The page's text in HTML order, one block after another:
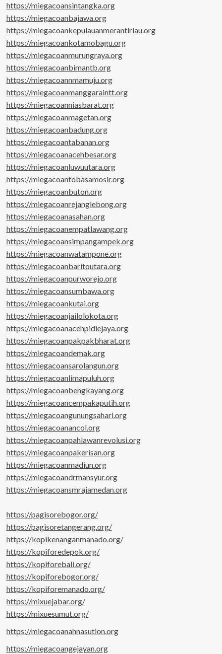
https://miegacoansintangka.org
https://miegacoanbajawa.org
https://miegacoankepulauanmerantiriau.org
https://miegacoankotamobagu.org
https://miegacoanmurungraya.org
https://miegacoanbimantb.org
https://miegacoannmamuju.org
https://miegacoanmanggaraintt.org
https://miegacoanniasbarat.org
https://miegacoanmagetan.org
https://miegacoanbadung.org
https://miegacoantabanan.org
https://miegacoanacehbesar.org
https://miegacoanluwuutara.org
https://miegacoantobasamosir.org
https://miegacoanbuton.org
https://miegacoanrejanglebong.org
https://miegacoanasahan.org
https://miegacoanempatlawang.org
https://miegacoansimpangampek.org
https://miegacoanwatampone.org
https://miegacoanbaritoutara.org
https://miegacoanpurworejo.org
https://miegacoansumbawa.org
https://miegacoankutai.org
https://miegacoanjailolokota.org
https://miegacoanacehpidiejaya.org
https://miegacoanpakpakbharat.org
https://miegacoandemak.org
https://miegacoansarolangun.org
https://miegacoanlimapuluh.org
https://miegacoanbengkayang.org
https://miegacoancempakaputih.org
https://miegacoangunungsahari.org
https://miegacoanancol.org
https://miegacoanpahlawanrevolusi.org
https://miegacoanpakerisan.org
https://miegacoanmadiun.org
https://miegacoandrmansyur.org
https://miegacoansmrajamedan.org
https://pagisorebogor.org/
https://pagisoretangerang.org/
https://kopikenanganmanado.org/
https://kopiforedepok.org/
https://kopiforebali.org/
https://kopiforebogor.org/
https://kopiforemanado.org/
https://mixuejabar.org/
https://mixuesumut.org/
https://miegacoanahnasution.org
https://miegacoangejayan.org